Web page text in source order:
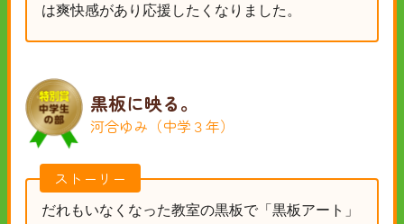
は爽快感があり応援したくなりました。
黒板に映る。
河合ゆみ（中学３年）
ストーリー
だれもいなくなった教室の黒板で「黒板アート」